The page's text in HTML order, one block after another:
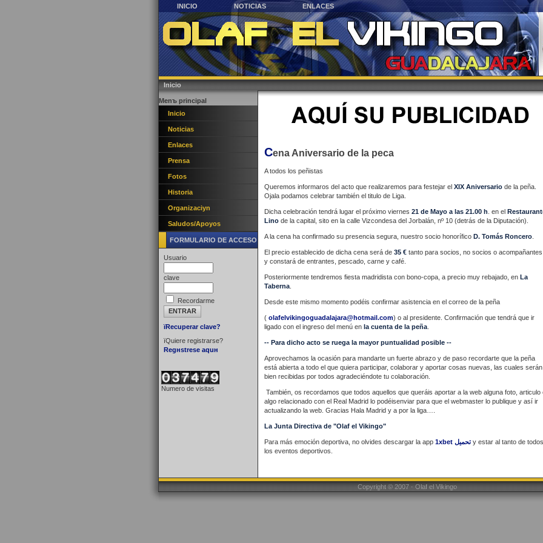
INICIO NOTICIAS ENLACES
Inicio
Menъ principal
Inicio
Noticias
Enlaces
Prensa
Fotos
Historia
Organizaciуn
Saludos/Apoyos
FORMULARIO DE ACCESO
Usuario
clave
Recordarme
їRecuperar clave?
їQuiere registrarse?
Regнstrese aquн
Numero de visitas
Cena Aniversario de la peсa
A todos los peñistas
Queremos informaros del acto que realizaremos para festejar el XIX Aniversariode la peña.
Ojala podamos celebrar también el titulo de Liga.
Dicha celebración tendrá lugar el próximo viernes 21 de Mayo a las 21.00 h . en el
Linode la capital, sito en la calle Vizcondesa del Jorbalán, nº 10 (detrás de la Diputación).
A la cena ha confirmado su presencia segura, nuestro socio honorífico D. Tomás Roncero.
El precio establecido de dicha cena será de35 €tanto para socios, no socios o
y constará de entrantes, pescado, carne y café.
Posteriormente tendremos fiesta madridista con bono-copa, a precio muy rebajado, en La
Taberna.
Desde este mismo momento podéis confirmar asistencia en el correo de la peña
( olafelvikingoguadalajara@hotmail.com) o al presidente. Confirmación que tendrá que ir
ligado con el ingreso del menú enla cuenta de la peña.
-- Para dicho acto se ruega la mayor puntualidad posible --
Aprovechamos la ocasión para mandarte un fuerte abrazo y de paso recordarte que la peña
está abierta a todo el que quiera participar, colaborar y aportar cosas nuevas, las cuales serán
bien recibidas por todos agradeciéndote tu colaboración.
También, os recordamos que todos aquellos que queráis aportar a la web alguna foto, articulo
algo relacionado con el Real Madrid lo podéisenviar para que el webmaster lo publique y así ir
actualizando la web. Gracias Hala Madrid y a por la liga….
La Junta Directiva de "Olaf el Vikingo"
Para más emoción deportiva, no olvides descargar la app 1xbet تحميلy estar al tanto de todos
los eventos deportivos.
Copyright © 2007 - Olaf el Vikingo